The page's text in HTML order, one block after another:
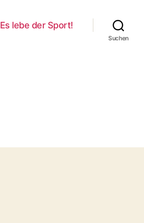
Es lebe der Sport!
Suchen